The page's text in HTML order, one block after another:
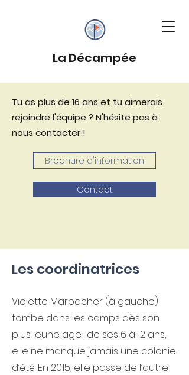
La Décampée
Tu as plus de 16 ans et tu aimerais
rejoindre l'équipe ? N'hésite pas à
nous contacter !
Brochure d'information
Contact
Les coordinatrices
Violette Marbacher (à gauche)
tombe dans les camps dès son
plus jeune âge : de ses 6 à 12 ans,
elle ne manque jamais une colonie
d’été. En 2015, elle passe de l’autre